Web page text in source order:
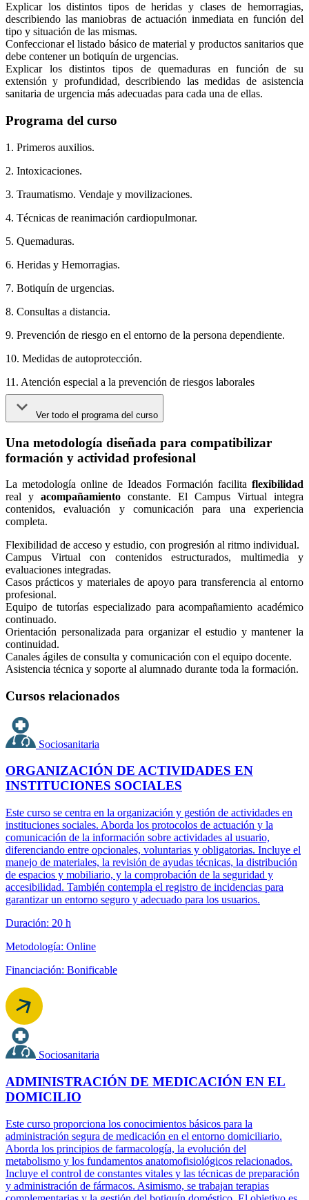
Explicar los distintos tipos de heridas y clases de hemorragias,
describiendo las maniobras de actuación inmediata en función del
tipo y situación de las mismas.
Confeccionar el listado básico de material y productos sanitarios que
debe contener un botiquín de urgencias.
Explicar los distintos tipos de quemaduras en función de su
extensión y profundidad, describiendo las medidas de asistencia
sanitaria de urgencia más adecuadas para cada una de ellas.
Programa del curso
1. Primeros auxilios.
2. Intoxicaciones.
3. Traumatismo. Vendaje y movilizaciones.
4. Técnicas de reanimación cardiopulmonar.
5. Quemaduras.
6. Heridas y Hemorragias.
7. Botiquín de urgencias.
8. Consultas a distancia.
9. Prevención de riesgo en el entorno de la persona dependiente.
10. Medidas de autoprotección.
11. Atención especial a la prevención de riesgos laborales
Ver todo el programa del curso
Una metodología diseñada para compatibilizar
formación y actividad profesional
La metodología online de Ideados Formación facilita flexibilidad
real y acompañamiento constante. El Campus Virtual integra
contenidos, evaluación y comunicación para una experiencia
completa.
Flexibilidad de acceso y estudio, con progresión al ritmo individual.
Campus Virtual con contenidos estructurados, multimedia y
evaluaciones integradas.
Casos prácticos y materiales de apoyo para transferencia al entorno
profesional.
Equipo de tutorías especializado para acompañamiento académico
continuado.
Orientación personalizada para organizar el estudio y mantener la
continuidad.
Canales ágiles de consulta y comunicación con el equipo docente.
Asistencia técnica y soporte al alumnado durante toda la formación.
Cursos relacionados
Sociosanitaria
ORGANIZACIÓN DE ACTIVIDADES EN
INSTITUCIONES SOCIALES
Este curso se centra en la organización y gestión de actividades en
instituciones sociales. Aborda los protocolos de actuación y la
comunicación de la información sobre actividades al usuario,
diferenciando entre opcionales, voluntarias y obligatorias. Incluye el
manejo de materiales, la revisión de ayudas técnicas, la distribución
de espacios y mobiliario, y la comprobación de la seguridad y
accesibilidad. También contempla el registro de incidencias para
garantizar un entorno seguro y adecuado para los usuarios.
Duración: 20 h
Metodología: Online
Financiación: Bonificable
Sociosanitaria
ADMINISTRACIÓN DE MEDICACIÓN EN EL
DOMICILIO
Este curso proporciona los conocimientos básicos para la
administración segura de medicación en el entorno domiciliario.
Aborda los principios de farmacología, la evolución del
metabolismo y los fundamentos anatomofisiológicos relacionados.
Incluye el control de constantes vitales y las técnicas de preparación
y administración de fármacos. Asimismo, se trabajan terapias